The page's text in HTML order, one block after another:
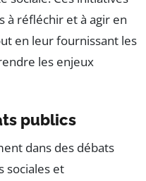
à réfléchir et à agir en
en leur fournissant les
les enjeux
publics
dans des débats
sociales et